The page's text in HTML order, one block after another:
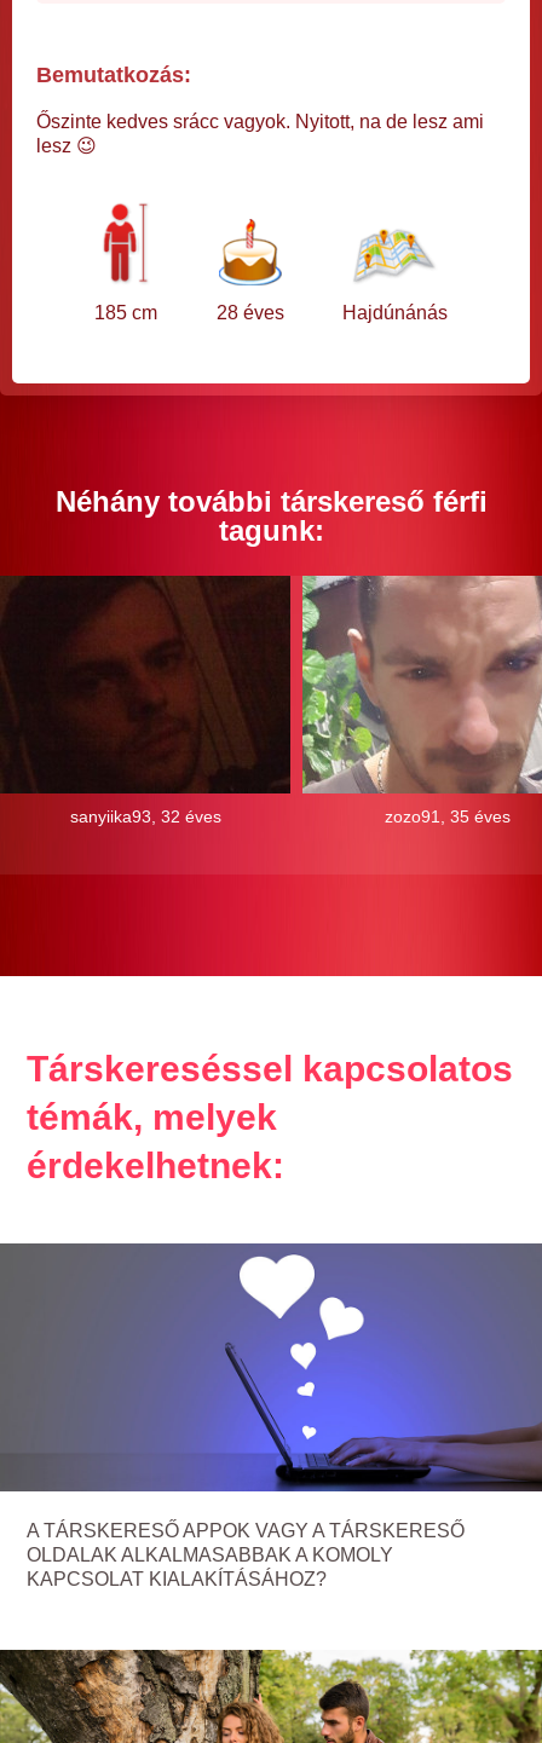
Bemutatkozás:
Őszinte kedves srácc vagyok. Nyitott, na de lesz ami
lesz 😉
185 cm 28 éves Hajdúnánás
Néhány további társkereső férfi
tagunk:
sanyiika93, 32 éves zozo91, 35 éves
Társkereséssel kapcsolatos
témák, melyek
érdekelhetnek:
A TÁRSKERESŐ APPOK VAGY A TÁRSKERESŐ
OLDALAK ALKALMASABBAK A KOMOLY
KAPCSOLAT KIALAKÍTÁSÁHOZ?